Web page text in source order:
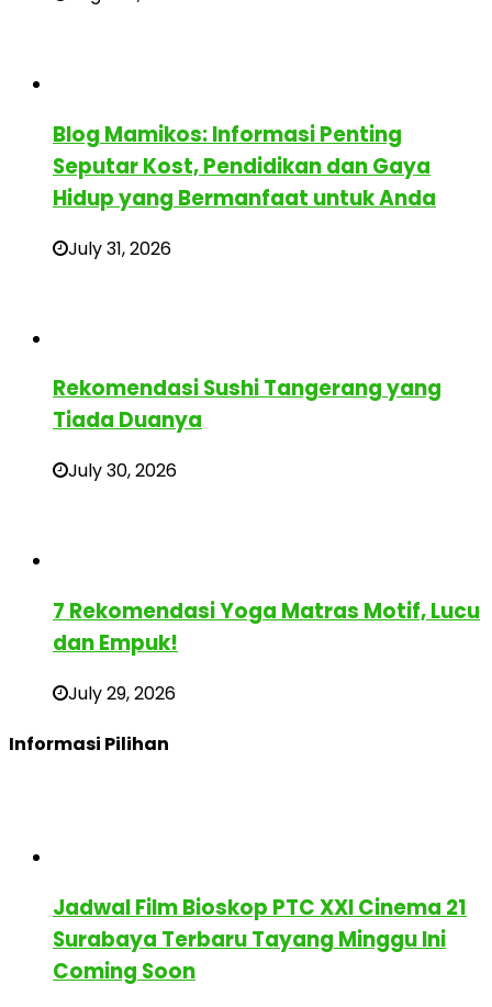
Blog Mamikos: Informasi Penting
Seputar Kost, Pendidikan dan Gaya
Hidup yang Bermanfaat untuk Anda
July 31, 2026
Rekomendasi Sushi Tangerang yang
Tiada Duanya
July 30, 2026
7 Rekomendasi Yoga Matras Motif, Lucu
dan Empuk!
July 29, 2026
Informasi Pilihan
Jadwal Film Bioskop PTC XXI Cinema 21
Surabaya Terbaru Tayang Minggu Ini
Coming Soon